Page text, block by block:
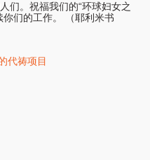
们。祝福我们的“环球妇女之
们的工作。 （耶利米书
代祷项目